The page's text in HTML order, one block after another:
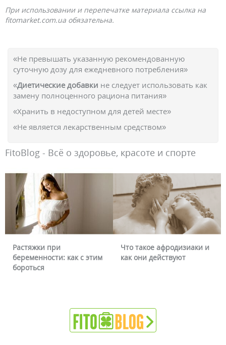
При использовании и перепечатке материала ссылка на
fitomarket.com.ua обязательна.
«Не превышать указанную рекомендованную
суточную дозу для ежедневного потребления»
«Диетические добавки не следует использовать как
замену полноценного рациона питания»
«Хранить в недоступном для детей месте»
«Не является лекарственным средством»
FitoBlog - Всё о здоровье, красоте и спорте
как с этим
Что такое афродизиаки и
как они действуют
Почему
можно ли это